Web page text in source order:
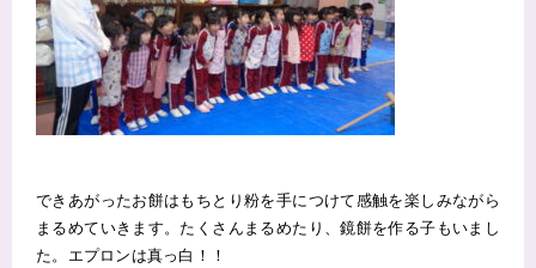
できあがったお餅はもちとり粉を手につけて感触を楽しみながら
まるめていきます。たくさんまるめたり、鏡餅を作る子もいまし
た。エプロンは真っ白！！